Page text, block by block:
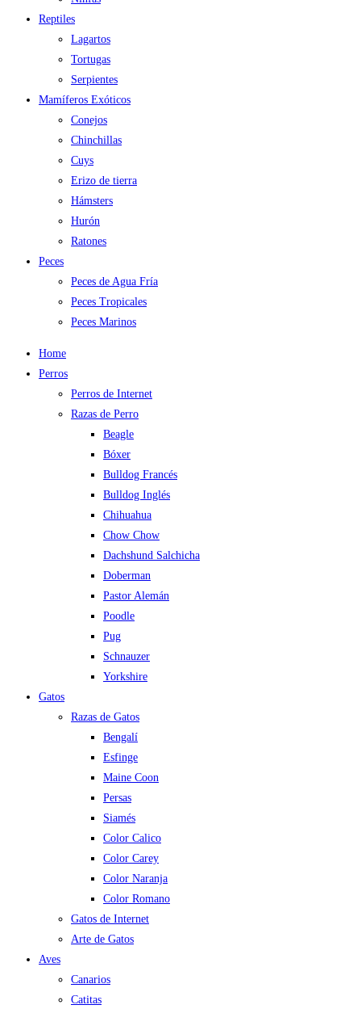
Reptiles
Lagartos
Tortugas
Serpientes
Mamíferos Exóticos
Conejos
Chinchillas
Cuys
Erizo de tierra
Hámsters
Hurón
Ratones
Peces
Peces de Agua Fría
Peces Tropicales
Peces Marinos
Home
Perros
Perros de Internet
Razas de Perro
Beagle
Bóxer
Bulldog Francés
Bulldog Inglés
Chihuahua
Chow Chow
Dachshund Salchicha
Doberman
Pastor Alemán
Poodle
Pug
Schnauzer
Yorkshire
Gatos
Razas de Gatos
Bengalí
Esfinge
Maine Coon
Persas
Siamés
Color Calico
Color Carey
Color Naranja
Color Romano
Gatos de Internet
Arte de Gatos
Aves
Canarios
Catitas